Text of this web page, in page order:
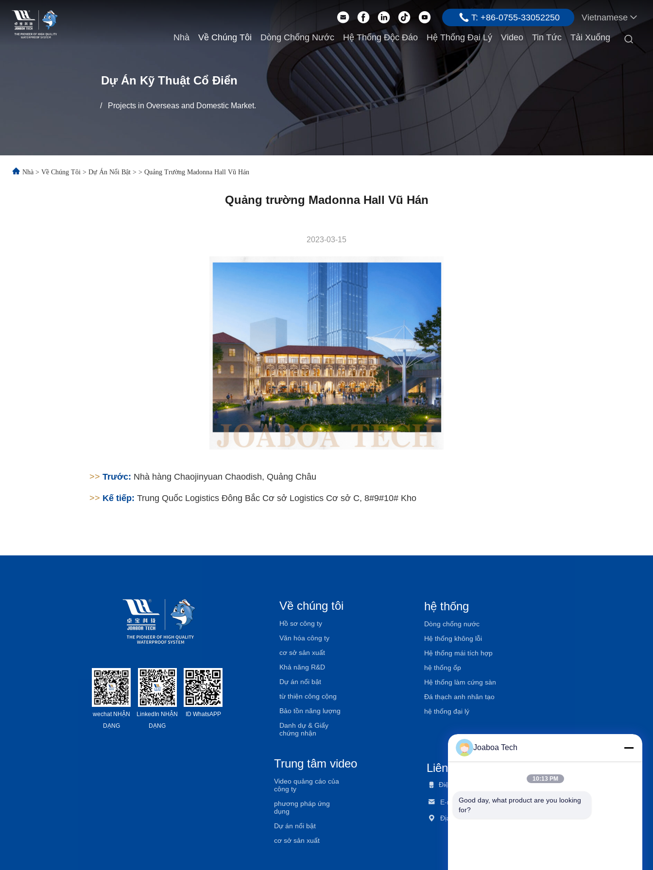
T: +86-0755-33052250 Vietnamese
Nhà Về Chúng Tôi Dòng Chống Nước Hệ Thống Độc Đáo Hệ Thống Đại Lý Video Tin Tức Tải Xuống 
Dự Án Kỹ Thuật Cổ Điển
/ Projects in Overseas and Domestic Market.
Nhà > Về Chúng Tôi > Dự Án Nổi Bật > > Quảng Trường Madonna Hall Vũ Hán
Quảng trường Madonna Hall Vũ Hán
2023-03-15
>> Trước: Nhà hàng Chaojinyuan Chaodish, Quảng Châu
>> Kế tiếp: Trung Quốc Logistics Đông Bắc Cơ sở Logistics Cơ sở C, 8#9#10# Kho
wechat NHẬN
DẠNG
LinkedIn NHẬN
DẠNG
ID WhatsAPP
Về chúng tôi
Hồ sơ công ty
Văn hóa công ty
cơ sở sản xuất
Khả năng R&D
Dự án nổi bật
từ thiện công cộng
Bảo tồn năng lượng
Danh dự & Giấy
chứng nhận
Trung tâm video
Video quảng cáo của
công ty
phương pháp ứng
dụng
Dự án nổi bật
cơ sở sản xuất
hệ thống
Dòng chống nước
Hệ thống không lỗi
Hệ thống mái tích hợp
hệ thống ốp
Hệ thống làm cứng sàn
Đá thạch anh nhân tạo
hệ thống đại lý
Liên hệ với chúng tôi
 Điện thoại +86-0755-33052250
 E-mail international@zhuobao.com
 Địa chỉ
Joaboa Tech
10:13 PM
Good day, what product are you looking
for?